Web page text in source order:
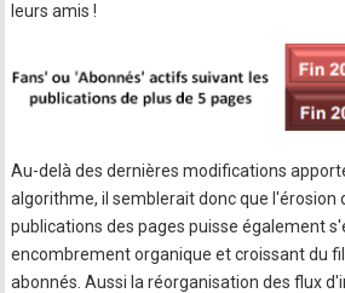
leurs amis !
Au-delà des dernières modifications
algorithme, il semblerait donc que l'érosion
publications des pages puisse également
encombrement organique et croissant du
abonnés. Aussi la réorganisation des flux